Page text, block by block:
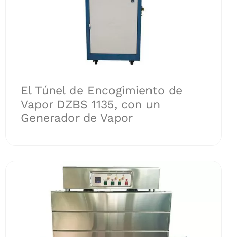
El Túnel de Encogimiento de
Vapor DZBS 1135, con un
Generador de Vapor